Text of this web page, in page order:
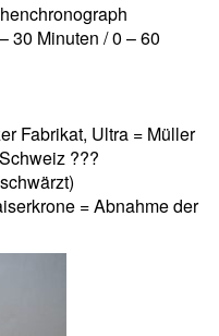
30 Minuten / 0 – 60
Fabrikat, Ultra = Müller
???
= Abnahme der